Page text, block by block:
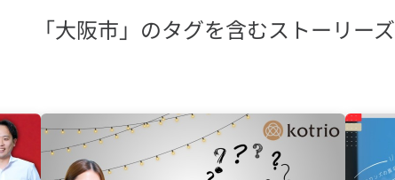
「大阪市」のタグを含むストーリーズ